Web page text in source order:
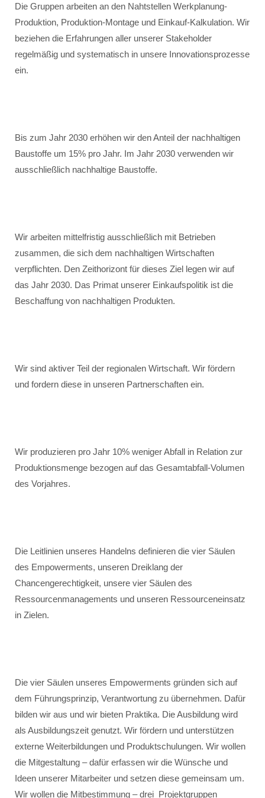
Die Gruppen arbeiten an den Nahtstellen Werkplanung-
Produktion, Produktion-Montage und Einkauf-Kalkulation. Wir
beziehen die Erfahrungen aller unserer Stakeholder
regelmäßig und systematisch in unsere Innovationsprozesse
ein.
Bis zum Jahr 2030 erhöhen wir den Anteil der nachhaltigen
Baustoffe um 15% pro Jahr. Im Jahr 2030 verwenden wir
ausschließlich nachhaltige Baustoffe.
Wir arbeiten mittelfristig ausschließlich mit Betrieben
zusammen, die sich dem nachhaltigen Wirtschaften
verpflichten. Den Zeithorizont für dieses Ziel legen wir auf
das Jahr 2030. Das Primat unserer Einkaufspolitik ist die
Beschaffung von nachhaltigen Produkten.
Wir sind aktiver Teil der regionalen Wirtschaft. Wir fördern
und fordern diese in unseren Partnerschaften ein.
Wir produzieren pro Jahr 10% weniger Abfall in Relation zur
Produktionsmenge bezogen auf das Gesamtabfall-Volumen
des Vorjahres.
Die Leitlinien unseres Handelns definieren die vier Säulen
des Empowerments, unseren Dreiklang der
Chancengerechtigkeit, unsere vier Säulen des
Ressourcenmanagements und unseren Ressourceneinsatz
in Zielen.
Die vier Säulen unseres Empowerments gründen sich auf
dem Führungsprinzip, Verantwortung zu übernehmen. Dafür
bilden wir aus und wir bieten Praktika. Die Ausbildung wird
als Ausbildungszeit genutzt. Wir fördern und unterstützen
externe Weiterbildungen und Produktschulungen. Wir wollen
die Mitgestaltung – dafür erfassen wir die Wünsche und
Ideen unserer Mitarbeiter und setzen diese gemeinsam um.
Wir wollen die Mitbestimmung – drei Projektgruppen